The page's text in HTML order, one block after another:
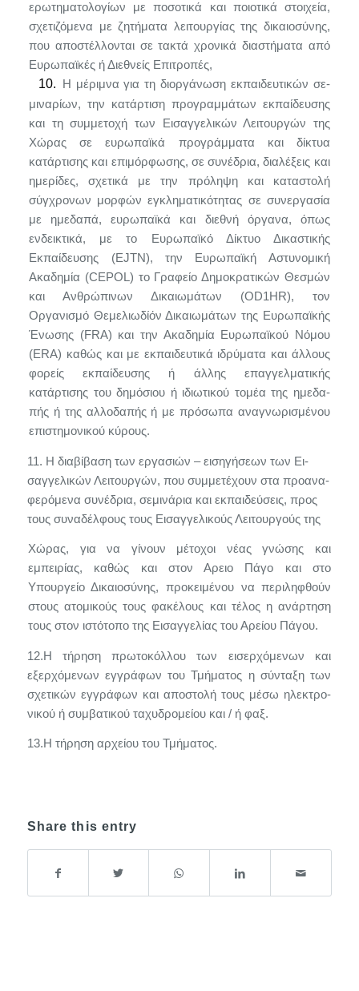
ερωτηματολογίων με ποσοτικά και ποιοτικά στοιχεία,
σχετιζόμενα με ζητήματα λειτουργίας της δικαιοσύνης,
που αποστέλλονται σε τακτά χρονικά διαστήματα από
Ευρωπαϊκές ή Διεθνείς Επιτροπές,
10.
Η μέριμνα για τη διοργάνωση εκπαιδευτικών σε­
μιναρίων, την κατάρτιση προγραμμάτων εκπαίδευσης
και τη συμμετοχή των Εισαγγελικών Λειτουργών της
Χώ­ρας σε ευρωπαϊκά προγράμματα και δίκτυα
κατάρτισης και επιμόρφωσης, σε συνέδρια, διαλέξεις και
ημερίδες, σχετικά με την πρόληψη και καταστολή
σύγχρονων μορφών εγκληματικότητας σε συνεργασία
με ημεδαπά, ευρωπαϊκά και διεθνή όργανα, όπως
ενδεικτικά, με το Ευρωπαϊκό Δίκτυο Δικαστικής
Εκπαίδευσης (EJTN), την Ευρωπαϊκή Αστυνομική
Ακαδημία (CEPOL ) το Γραφείο Δημοκρατικών Θεσμών
και Ανθρώπινων Δικαιωμάτων (OD1 HR), τον
Οργανισμό Θεμελιωδίόν Δικαιωμάτων της Ευρωπαϊκής
Ένωσης (FRA) και την Ακαδημία Ευρωπαϊ­κού Νόμου
(ERA) καθώς και με εκπαιδευτικά ιδρύματα και άλλους
φορείς εκπαίδευσης ή άλλης επαγγελματικής
κατάρτισης του δημόσιου ή ιδιωτικού τομέα της ημεδα­
πής ή της αλλοδαπής ή με πρόσωπα αναγνωρισμένου
επιστημονικού κύρους.
11. Η διαβίβαση των εργασιών – εισηγήσεων των Ει­
σαγγελικών Λειτουργών, που συμμετέχουν στα προανα­
φερόμενα συνέδρια, σεμινάρια και εκπαιδεύσεις, προς
τους συναδέλφους τους Εισαγγελικούς Λειτουργούς της
Χώρας, για να γίνουν μέτοχοι νέας γνώσης και
εμπειρίας, καθώς και στον Αρειο Πάγο και στο
Υπουργείο Δικαιοσύ­νης, προκειμένου να περιληφθούν
στους ατομικούς τους φακέλους και τέλος η ανάρτηση
τους στον ιστότοπο της Εισαγγελίας του Αρείου Πάγου.
12.Η τήρηση πρωτοκόλλου των εισερχόμενων και
εξερχόμενων εγγράφων του Τμήματος η σύνταξη των
σχετικών εγγράφων και αποστολή τους μέσω ηλεκτρο­
νικού ή συμβατικού ταχυδρομείου και / ή φαξ.
13.Η τήρηση αρχείου του Τμήματος.
Share this entry